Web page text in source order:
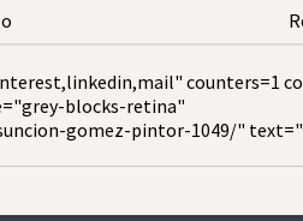
counters=1
blocks-retina"
gomez-pintor-1049/"